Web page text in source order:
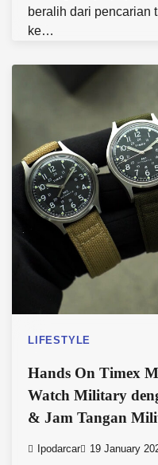
beralih dari pencarian
ke…
LIFESTYLE
Hands On Timex
Watch Military
& Jam Tangan
Ipodarcar 19 January